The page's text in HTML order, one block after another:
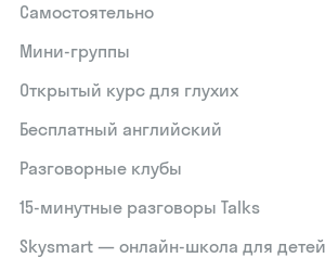
Самостоятельно
Мини-группы
Открытый курс для глухих
Бесплатный английский
Разговорные клубы
15‑минутные разговоры Talks
Skysmart — онлайн-школа для